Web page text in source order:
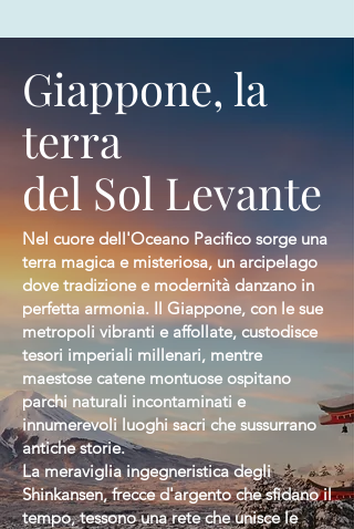
Giappone, la
terra
del Sol Levante
Nel cuore dell'Oceano Pacifico sorge una
terra magica e misteriosa, un arcipelago
dove tradizione e modernità danzano in
perfetta armonia. Il Giappone, con le sue
metropoli vibranti e affollate, custodisce
tesori imperiali millenari, mentre
maestose catene montuose ospitano
parchi naturali incontaminati e
innumerevoli luoghi sacri che sussurrano
antiche storie.
La meraviglia ingegneristica degli
Shinkansen, frecce d'argento che sfidano il
tempo, tessono una rete che unisce le